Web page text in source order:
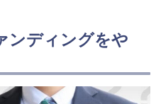
ンディングをや